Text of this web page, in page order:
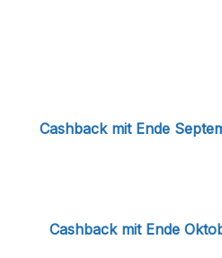
Cashback mit Ende
Cashback mit Ende